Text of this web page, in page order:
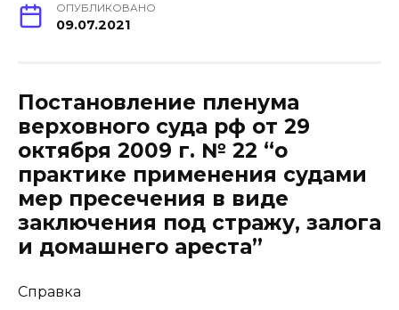
ОПУБЛИКОВАНО
09.07.2021
Постановление пленума
верховного суда рф от 29
октября 2009 г. № 22 “о
практике применения судами
мер пресечения в виде
заключения под стражу, залога
и домашнего ареста”
Справка